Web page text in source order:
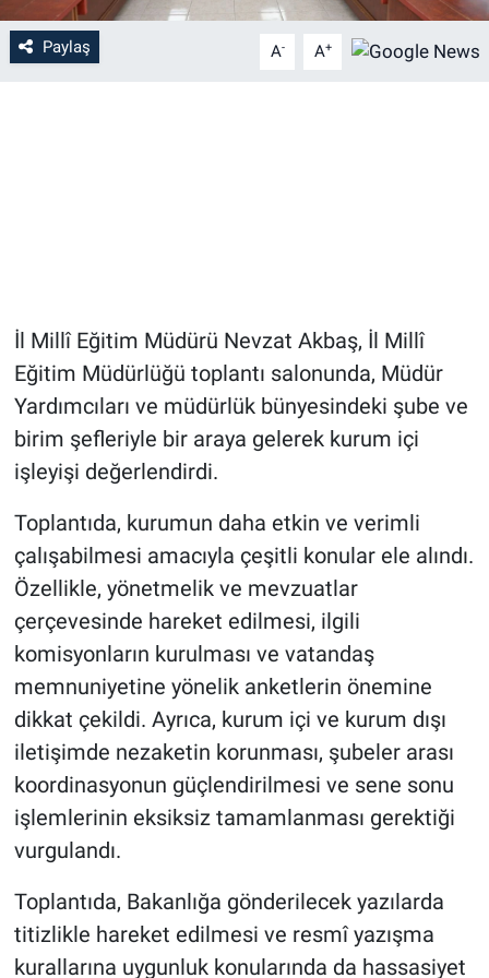
Paylaş A- A+
İl Millî Eğitim Müdürü Nevzat Akbaş, İl Millî
Eğitim Müdürlüğü toplantı salonunda, Müdür
Yardımcıları ve müdürlük bünyesindeki şube ve
birim şefleriyle bir araya gelerek kurum içi
işleyişi değerlendirdi.
Toplantıda, kurumun daha etkin ve verimli
çalışabilmesi amacıyla çeşitli konular ele alındı.
Özellikle, yönetmelik ve mevzuatlar
çerçevesinde hareket edilmesi, ilgili
komisyonların kurulması ve vatandaş
memnuniyetine yönelik anketlerin önemine
dikkat çekildi. Ayrıca, kurum içi ve kurum dışı
iletişimde nezaketin korunması, şubeler arası
koordinasyonun güçlendirilmesi ve sene sonu
işlemlerinin eksiksiz tamamlanması gerektiği
vurgulandı.
Toplantıda, Bakanlığa gönderilecek yazılarda
titizlikle hareket edilmesi ve resmî yazışma
kurallarına uygunluk konularında da hassasiyet